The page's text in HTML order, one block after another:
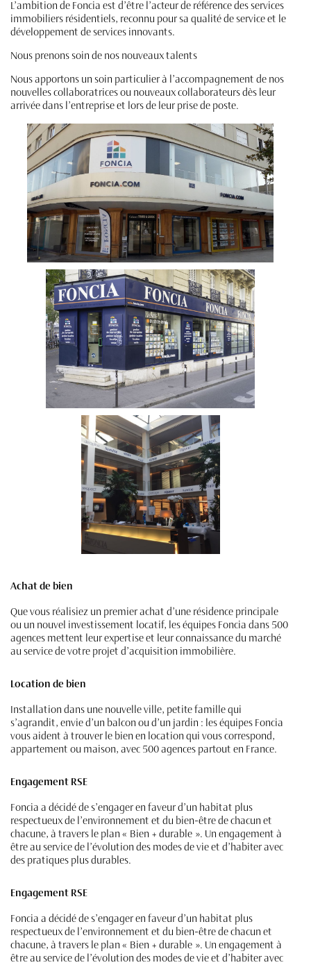
L’ambition de Foncia est d’être l’acteur de référence des services
immobiliers résidentiels, reconnu pour sa qualité de service et le
développement de services innovants.
Nous prenons soin de nos nouveaux talents
Nous apportons un soin particulier à l’accompagnement de nos
nouvelles collaboratrices ou nouveaux collaborateurs dès leur
arrivée dans l’entreprise et lors de leur prise de poste.
Achat de bien
Que vous réalisiez un premier achat d’une résidence principale
ou un nouvel investissement locatif, les équipes Foncia dans 500
agences mettent leur expertise et leur connaissance du marché
au service de votre projet d’acquisition immobilière.
Location de bien
Installation dans une nouvelle ville, petite famille qui
s’agrandit, envie d’un balcon ou d’un jardin : les équipes Foncia
vous aident à trouver le bien en location qui vous correspond,
appartement ou maison, avec 500 agences partout en France.
Engagement RSE
Foncia a décidé de s’engager en faveur d’un habitat plus
respectueux de l’environnement et du bien-être de chacun et
chacune, à travers le plan « Bien + durable ». Un engagement à
être au service de l’évolution des modes de vie et d’habiter avec
des pratiques plus durables.
Engagement RSE
Foncia a décidé de s’engager en faveur d’un habitat plus
respectueux de l’environnement et du bien-être de chacun et
chacune, à travers le plan « Bien + durable ». Un engagement à
être au service de l’évolution des modes de vie et d’habiter avec